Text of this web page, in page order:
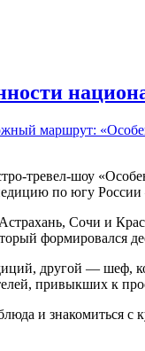
маршрут:
тревел-шоу
по югу
Сочи и
формировался
другой — шеф,
привыкших к
и знакомиться